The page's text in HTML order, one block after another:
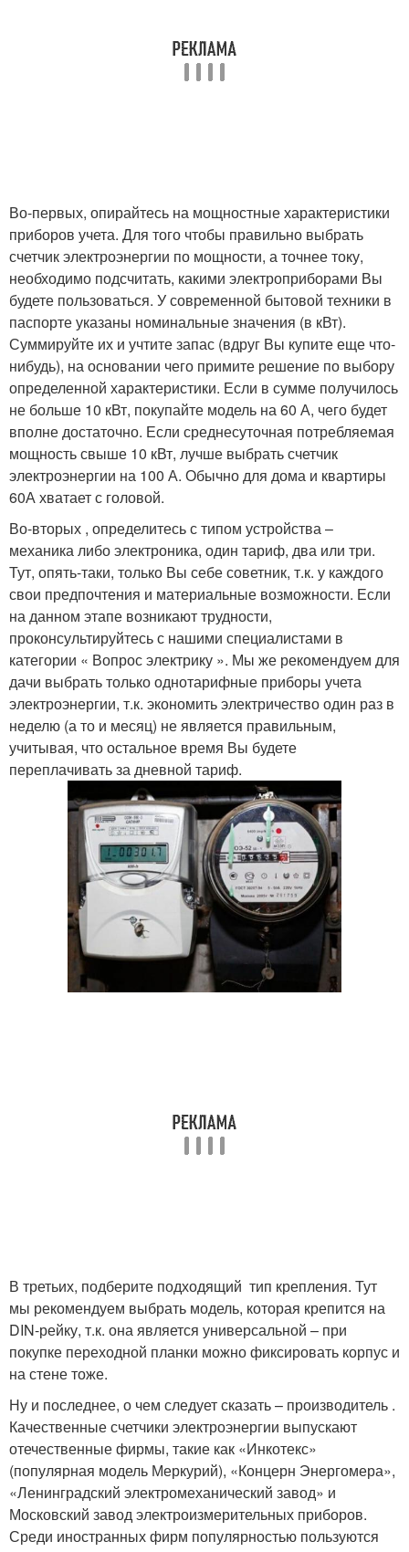
Во-первых, опирайтесь на мощностные характеристики
приборов учета. Для того чтобы правильно выбрать
счетчик электроэнергии по мощности, а точнее току,
необходимо подсчитать, какими электроприборами Вы
будете пользоваться. У современной бытовой техники в
паспорте указаны номинальные значения (в кВт).
Суммируйте их и учтите запас (вдруг Вы купите еще что-
нибудь), на основании чего примите решение по выбору
определенной характеристики. Если в сумме получилось
не больше 10 кВт, покупайте модель на 60 А, чего будет
вполне достаточно. Если среднесуточная потребляемая
мощность свыше 10 кВт, лучше выбрать счетчик
электроэнергии на 100 А. Обычно для дома и квартиры
60А хватает с головой.
Во-вторых , определитесь с типом устройства –
механика либо электроника, один тариф, два или три.
Тут, опять-таки, только Вы себе советник, т.к. у каждого
свои предпочтения и материальные возможности. Если
на данном этапе возникают трудности,
проконсультируйтесь с нашими специалистами в
категории « Вопрос электрику ». Мы же рекомендуем для
дачи выбрать только однотарифные приборы учета
электроэнергии, т.к. экономить электричество один раз в
неделю (а то и месяц) не является правильным,
учитывая, что остальное время Вы будете
переплачивать за дневной тариф.
В третьих, подберите подходящий тип крепления. Тут
мы рекомендуем выбрать модель, которая крепится на
DIN-рейку, т.к. она является универсальной – при
покупке переходной планки можно фиксировать корпус и
на стене тоже.
Ну и последнее, о чем следует сказать – производитель .
Качественные счетчики электроэнергии выпускают
отечественные фирмы, такие как «Инкотекс»
(популярная модель Меркурий), «Концерн Энергомера»,
«Ленинградский электромеханический завод» и
Московский завод электроизмерительных приборов.
Среди иностранных фирм популярностью пользуются